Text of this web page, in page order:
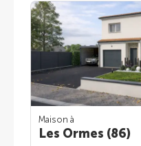
Maison à
Les Ormes (86)